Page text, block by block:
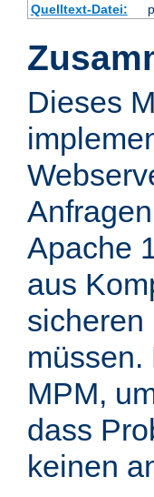
Quelltext-Datei:
Dieses
Apache
aus
sicheren
müssen.
MPM,
dass
keinen